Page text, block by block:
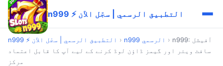
n999 ⚡ التطبيق الرسمي | سجّل الآن
n999 ⚡ التطبيق الرسمي | سجّل الآن › n999 الرسمي › n999: آفیشل
سافٹ ویئر اور گیمز ڈاؤن لوڈ کرنے کے لیے آپ کا قابل اعتماد
مرکز